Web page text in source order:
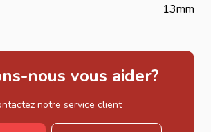
13mm
nous vous aider?
notre service client